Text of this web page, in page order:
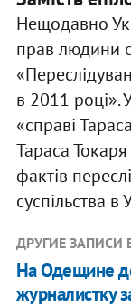
Нещодавно
прав людини
в 2011 році».
«справі
Тараса
фактів
суспільства в
ДРУГИЕ ЗАПИСИ
На Одещине
журналистку